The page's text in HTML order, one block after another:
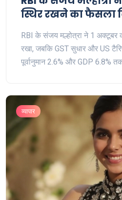
स्थिर रखने का फैसला
RBI के संजय मल्होत्रा ने 1 अक्टूबर
रखा, जबकि GST सुधार और US
पूर्वानुमान 2.6% और GDP 6.8%
व्यापार